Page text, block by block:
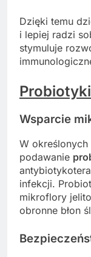
Dzięki temu
i lepiej radzi
stymuluje
Wsparcie
W
podawanie
infekcji.
mikroflory
obronne błon